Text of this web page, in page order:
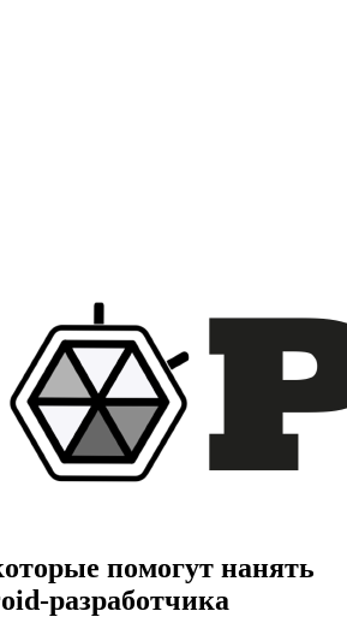
помогут нанять
разработчика